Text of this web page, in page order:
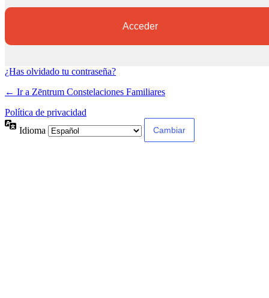
¿Has olvidado tu contraseña?
← Ir a Zēntrum Constelaciones Familiares
Política de privacidad
Idioma